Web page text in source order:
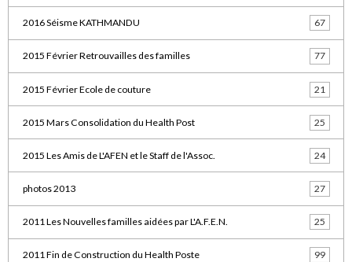
2016 Séisme KATHMANDU 67
2015 Février Retrouvailles des familles 77
2015 Février Ecole de couture 21
2015 Mars Consolidation du Health Post 25
2015 Les Amis de L'AFEN et le Staff de l'Assoc. 24
photos 2013 27
2011 Les Nouvelles familles aidées par L'A.F.E.N. 25
2011 Fin de Construction du Health Poste 99